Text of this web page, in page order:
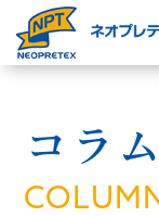
コラム